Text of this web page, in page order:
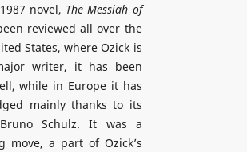
novel, The Messiah of
reviewed all over the
States, where Ozick is
writer, it has been
while in Europe it has
mainly thanks to its
Schulz. It was a
move, a part of Ozick’s